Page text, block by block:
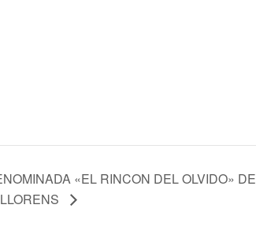
«EL RINCON DEL OLVIDO» DE